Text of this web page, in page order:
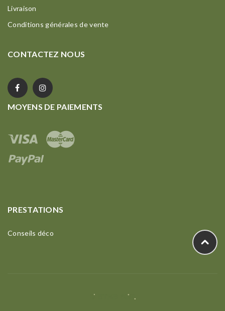
Livraison
Conditions générales de vente
CONTACTEZ NOUS
MOYENS DE PAIEMENTS
PRESTATIONS
Conseils déco